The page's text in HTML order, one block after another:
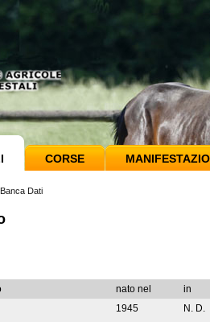
CORSE
Banca Dati
nato nel
in
1945 N. D.